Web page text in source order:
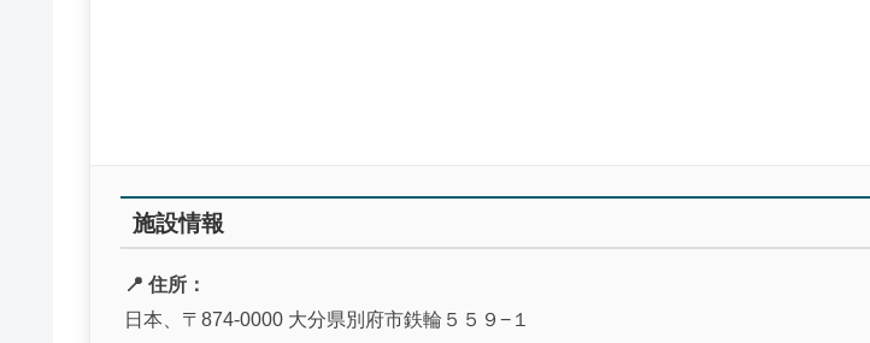
施設情報
📍 住所：
日本、〒874-0000 大分県別府市鉄輪５５９−１